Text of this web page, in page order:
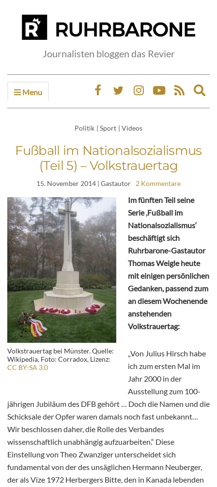
Journalisten bloggen das Revier
Menu
Politik | Sport | Videos
Fußball im Nationalsozialismus
(Teil 5) – Volkstrauertag
15. November 2014 | Gastautor 2 Kommentare
Volkstrauertag bei Münster. Quelle:
Wikipedia, Foto: Corradox, Lizenz:
CC BY-SA 3.0
Im fünften Teil seine
Serie ‚Fußball im
Nationalsozialismus‘
beschäftigt sich
Ruhrbarone-Gastautor
Thomas Weigle heute
mit einigen persönlichen
Gedanken, passend zum
an diesem Wochenende
anstehenden
Volkstrauertag:
„Von Julius Hirsch habe
ich zum ersten Mal im
Jahr 2000 in der
Ausstellung zum 100-
jährigen Jubiläum des DFB gehört … Doch die Namen und die
Schicksale der Opfer waren damals noch fast unbekannt…
Wir beschlossen daher, die Rolle des Verbandes
wissenschaftlich unabhängig aufzuarbeiten.“ Diese
Einstellung von Theo Zwanziger unterscheidet sich
fundamental von der des unsäglichen Hermann Neuberger,
der als Vize 1972 Herbergers Bitte, den in Kanada lebenden